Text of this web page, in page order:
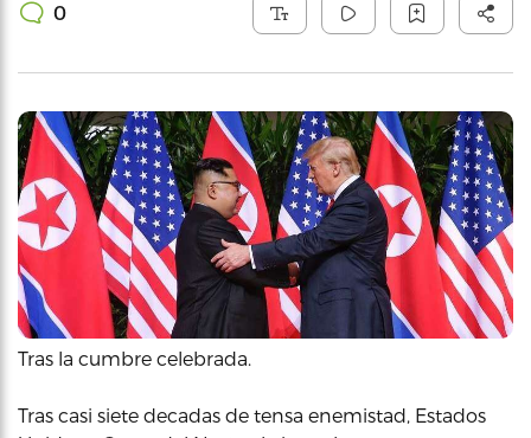
0
Tras la cumbre celebrada.
Tras casi siete decadas de tensa enemistad, Estados